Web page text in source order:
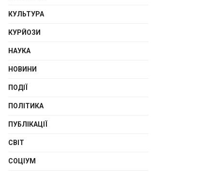
КУЛЬТУРА
КУРЙОЗИ
НАУКА
НОВИНИ
ПОДІЇ
ПОЛІТИКА
ПУБЛІКАЦІЇ
СВІТ
СОЦІУМ